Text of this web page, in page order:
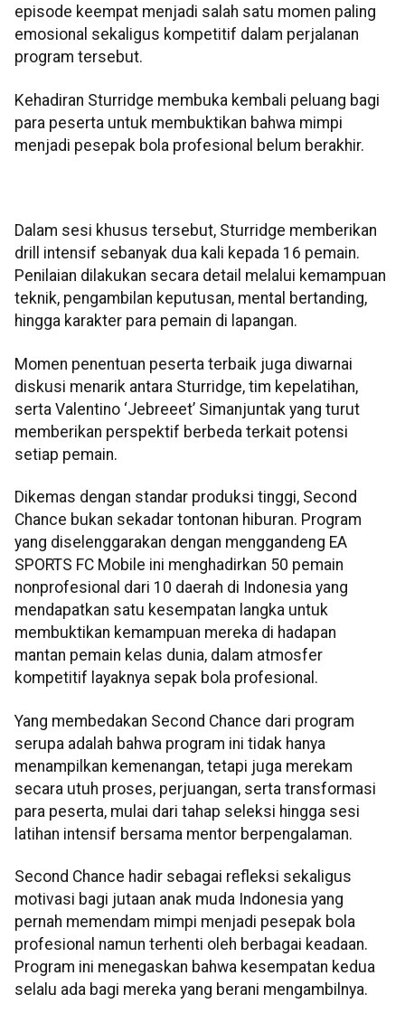
episode keempat menjadi salah satu momen paling
emosional sekaligus kompetitif dalam perjalanan
program tersebut.
Kehadiran Sturridge membuka kembali peluang bagi
para peserta untuk membuktikan bahwa mimpi
menjadi pesepak bola profesional belum berakhir.
Dalam sesi khusus tersebut, Sturridge memberikan
drill intensif sebanyak dua kali kepada 16 pemain.
Penilaian dilakukan secara detail melalui kemampuan
teknik, pengambilan keputusan, mental bertanding,
hingga karakter para pemain di lapangan.
Momen penentuan peserta terbaik juga diwarnai
diskusi menarik antara Sturridge, tim kepelatihan,
serta Valentino ‘Jebreeet’ Simanjuntak yang turut
memberikan perspektif berbeda terkait potensi
setiap pemain.
Dikemas dengan standar produksi tinggi, Second
Chance bukan sekadar tontonan hiburan. Program
yang diselenggarakan dengan menggandeng EA
SPORTS FC Mobile ini menghadirkan 50 pemain
nonprofesional dari 10 daerah di Indonesia yang
mendapatkan satu kesempatan langka untuk
membuktikan kemampuan mereka di hadapan
mantan pemain kelas dunia, dalam atmosfer
kompetitif layaknya sepak bola profesional.
Yang membedakan Second Chance dari program
serupa adalah bahwa program ini tidak hanya
menampilkan kemenangan, tetapi juga merekam
secara utuh proses, perjuangan, serta transformasi
para peserta, mulai dari tahap seleksi hingga sesi
latihan intensif bersama mentor berpengalaman.
Second Chance hadir sebagai refleksi sekaligus
motivasi bagi jutaan anak muda Indonesia yang
pernah memendam mimpi menjadi pesepak bola
profesional namun terhenti oleh berbagai keadaan.
Program ini menegaskan bahwa kesempatan kedua
selalu ada bagi mereka yang berani mengambilnya.